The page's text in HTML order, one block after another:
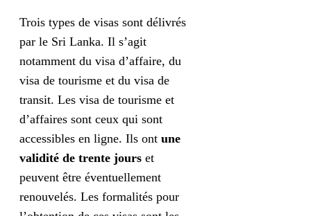
Trois types de visas sont délivrés
par le Sri Lanka. Il s’agit
notamment du visa d’affaire, du
visa de tourisme et du visa de
transit. Les visa de tourisme et
d’affaires sont ceux qui sont
accessibles en ligne. Ils ont une
validité de trente jours et
peuvent être éventuellement
renouvelés. Les formalités pour